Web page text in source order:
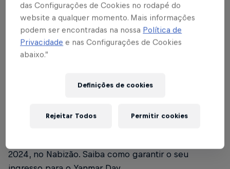
Farmácia Central – Rua Coronel João Leme, 604
*Ônibus para torcedores saindo do
2024, no Nabizão. Saiba como garantir o seu
das Configurações de Cookies no rodapé do
website a qualquer momento. Mais informações
podem ser encontradas na nossa Política de
Privacidade e nas Configurações de Cookies
abaixo.”
Definições de cookies
Rejeitar Todos Permitir cookies